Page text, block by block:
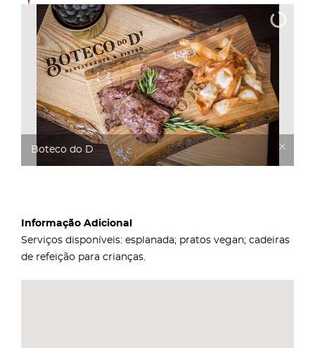
Boteco do D
Informação Adicional
Serviços disponíveis: esplanada; pratos vegan; cadeiras
de refeição para crianças.